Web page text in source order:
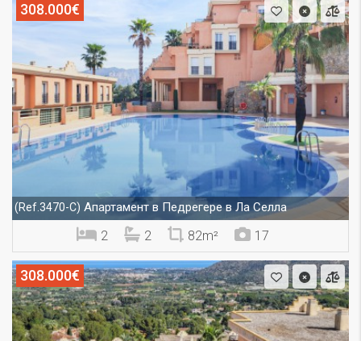
308.000€
(Ref.3470-C) Апартамент в Педрегере в Ла Селла
2 2 82m² 17
308.000€